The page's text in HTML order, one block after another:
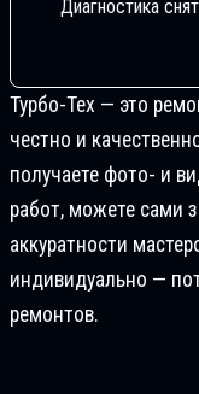
Диагностика
Турбо-Тех — это
честно и
получаете фото- и
работ, можете сами
аккуратности
индивидуально —
ремонтов.